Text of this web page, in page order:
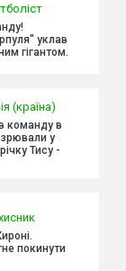
уклав
гігантом.
(країна)
команду в
у
Тису -
покинути